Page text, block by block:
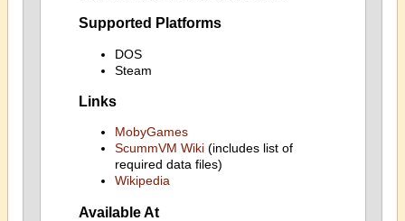
Supported Platforms
DOS
Steam
Links
MobyGames
ScummVM Wiki(includes list of
required data files)
Wikipedia
Available At